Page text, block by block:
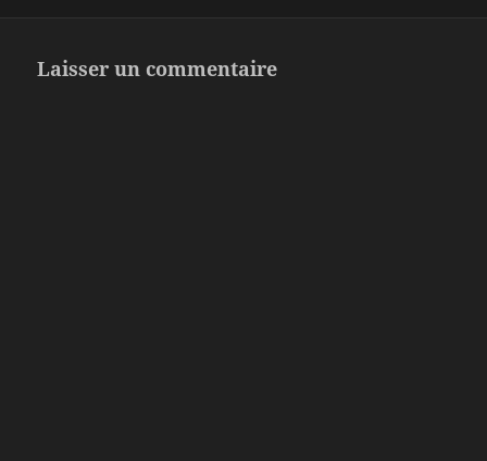
Laisser un commentaire